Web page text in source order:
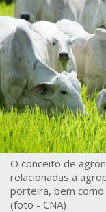
O conceito de
relacionadas à
porteira, bem
(foto - CNA)